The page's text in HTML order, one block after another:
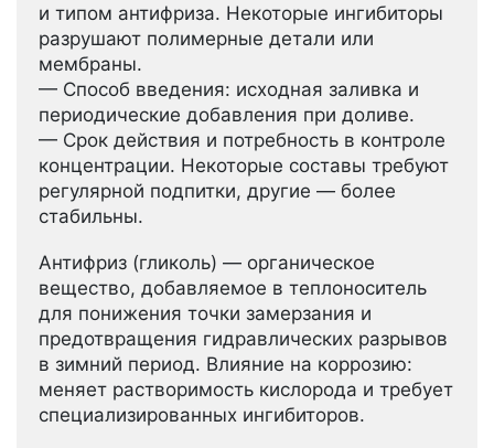
и типом антифриза. Некоторые ингибиторы
разрушают полимерные детали или
мембраны.
— Способ введения: исходная заливка и
периодические добавления при доливе.
— Срок действия и потребность в контроле
концентрации. Некоторые составы требуют
регулярной подпитки, другие — более
стабильны.
Антифриз (гликоль) — органическое
вещество, добавляемое в теплоноситель
для понижения точки замерзания и
предотвращения гидравлических разрывов
в зимний период. Влияние на коррозию:
меняет растворимость кислорода и требует
специализированных ингибиторов.